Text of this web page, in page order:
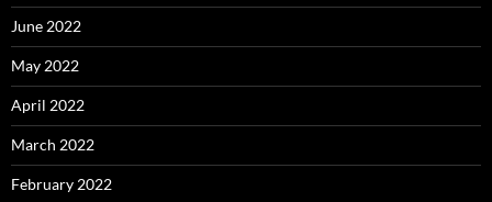
June 2022
May 2022
April 2022
March 2022
February 2022